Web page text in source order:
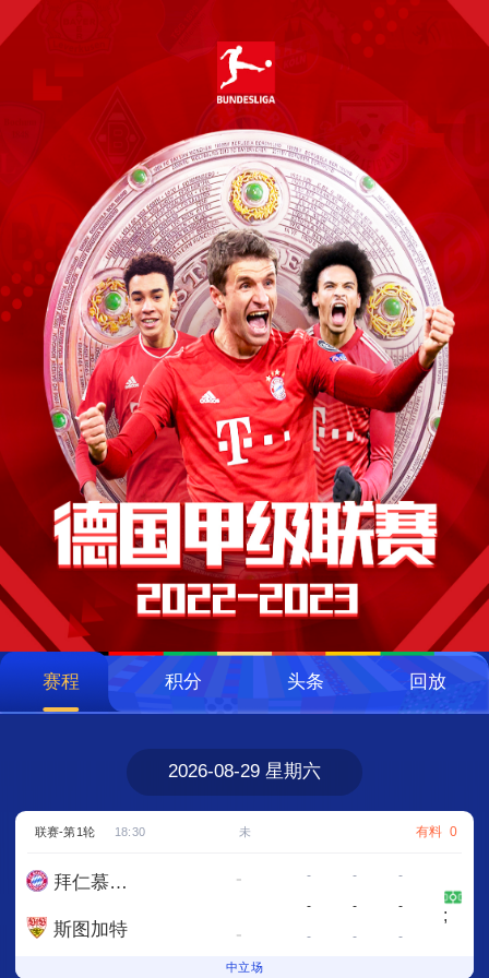
赛程 积分 头条 回放
2026-08-29 星期六
联赛-第1轮 18:30 未 有料 0
拜仁慕尼黑
斯图加特
-
-
- -
-
-
-
-
-
- -
;
中立场